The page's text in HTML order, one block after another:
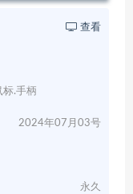
查看
标.手柄
2024年07月03号
永久